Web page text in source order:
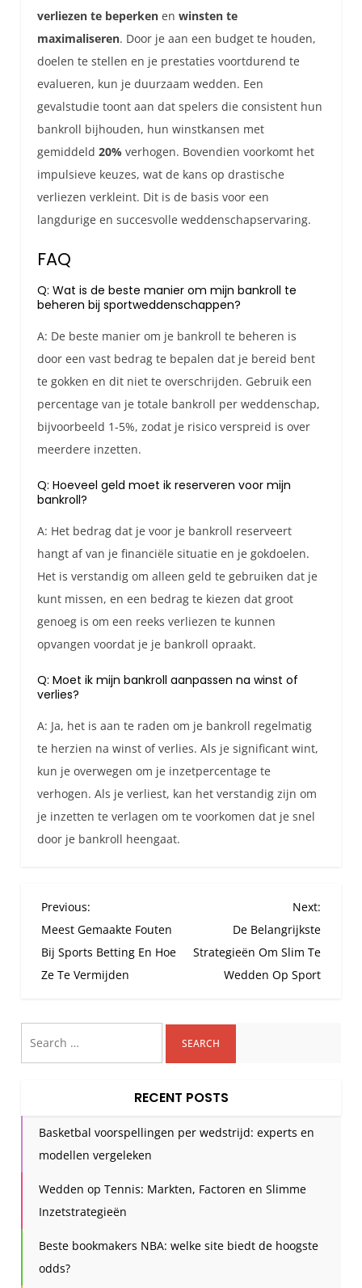
verliezen te beperken enwinsten te
maximaliseren. Door je aan een budget te houden,
doelen te stellen en je prestaties voortdurend te
evalueren, kun je duurzaam wedden. Een
gevalstudie toont aan dat spelers die consistent hun
bankroll bijhouden, hun winstkansen met
gemiddeld20% verhogen. Bovendien voorkomt het
impulsieve keuzes, wat de kans op drastische
verliezen verkleint. Dit is de basis voor een
langdurige en succesvolle weddenschapservaring.
FAQ
Q: Wat is de beste manier om mijn bankroll te
beheren bij sportweddenschappen?
A: De beste manier om je bankroll te beheren is
door een vast bedrag te bepalen dat je bereid bent
te gokken en dit niet te overschrijden. Gebruik een
percentage van je totale bankroll per weddenschap,
bijvoorbeeld 1-5%, zodat je risico verspreid is over
meerdere inzetten.
Q: Hoeveel geld moet ik reserveren voor mijn
bankroll?
A: Het bedrag dat je voor je bankroll reserveert
hangt af van je financiële situatie en je gokdoelen.
Het is verstandig om alleen geld te gebruiken dat je
kunt missen, en een bedrag te kiezen dat groot
genoeg is om een reeks verliezen te kunnen
opvangen voordat je je bankroll opraakt.
Q: Moet ik mijn bankroll aanpassen na winst of
verlies?
A: Ja, het is aan te raden om je bankroll regelmatig
te herzien na winst of verlies. Als je significant wint,
kun je overwegen om je inzetpercentage te
verhogen. Als je verliest, kan het verstandig zijn om
je inzetten te verlagen om te voorkomen dat je snel
door je bankroll heengaat.
P
o
s
t
v
i
t
n
Previous:
Meest Gemaakte Fouten
Bij Sports Betting En Hoe
Ze Te Vermijden
Next:
De Belangrijkste
Strategieën Om Slim Te
Wedden Op Sport
RECENT POSTS
Basketbal voorspellingen per wedstrijd: experts en
modellen vergeleken
Wedden op Tennis: Markten, Factoren en Slimme
Inzetstrategieën
Beste bookmakers NBA: welke site biedt de hoogste
odds?